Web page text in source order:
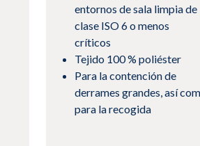
entornos de sala limpia de
clase ISO 6 o menos
críticos
Tejido 100 % poliéster
Para la contención de
derrames grandes, así
para la recogida